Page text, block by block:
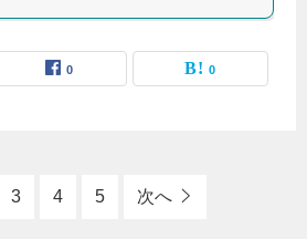
0 0
3 4 5 次へ